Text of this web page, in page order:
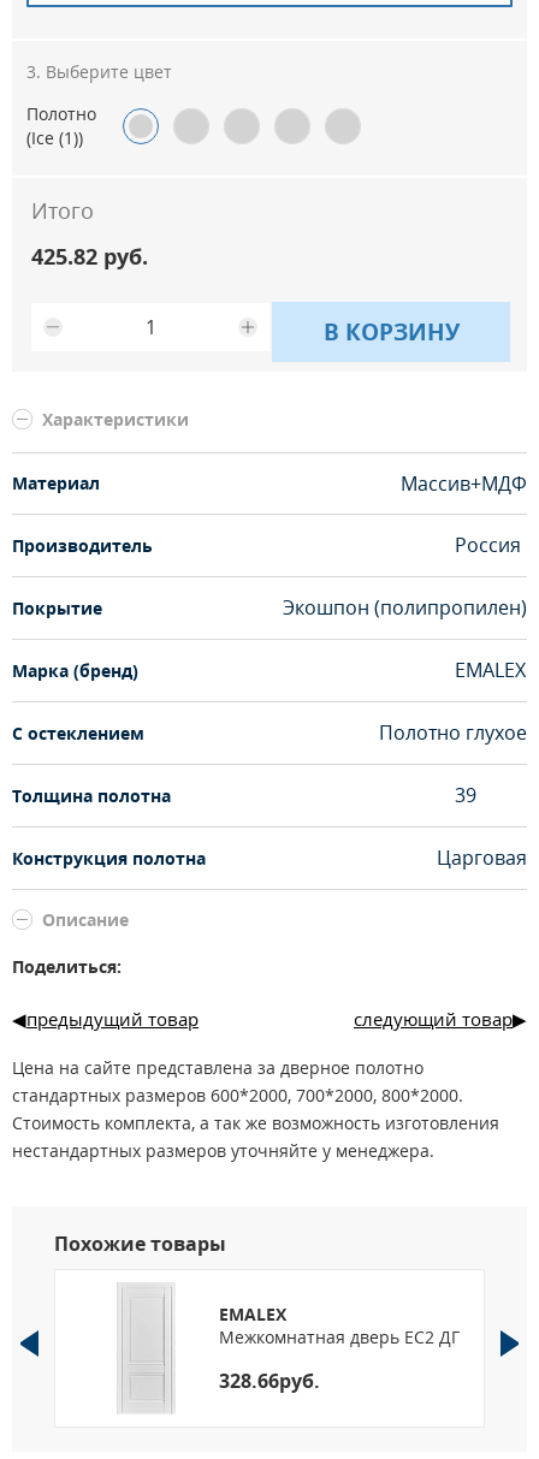
Выберите цвет
Полотно
(Ice (1))
Итого
425.82 руб.
В КОРЗИНУ
Характеристики
Материал Массив+МДФ
Производитель Россия
Покрытие Экошпон (полипропилен)
Марка (бренд) EMALEX
С остеклением Полотно глухое
Толщина полотна 39
Конструкция полотна Царговая
Описание
Поделиться:
предыдущий товар следующий товар
Цена на сайте представлена за дверное полотно
стандартных размеров 600*2000, 700*2000, 800*2000.
Стоимость комплекта, а так же возможность изготовления
нестандартных размеров уточняйте у менеджера.
Похожие товары
EMALEX
Межкомнатная дверь EC2 ДГ
328.66руб.